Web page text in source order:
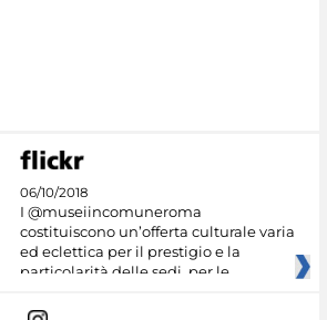
06/10/2018
I @museiincomuneroma
costituiscono un’offerta culturale varia
ed eclettica per il prestigio e la
particolarità delle sedi, per le